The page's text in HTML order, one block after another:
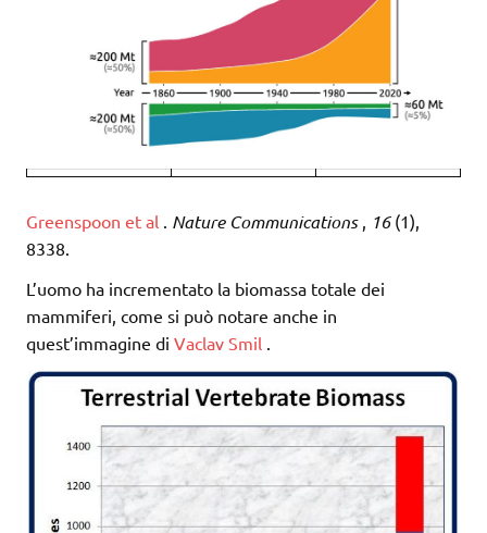
Greenspoon et al . Nature Communications, 16(1),
8338.
L’uomo ha incrementato la biomassa totale dei
mammiferi, come si può notare anche in
quest’immagine di Vaclav Smil .